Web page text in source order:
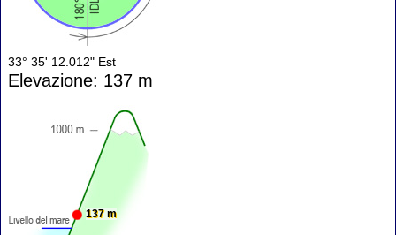
33° 35' 12.012" Est
Elevazione: 137 m
137 m